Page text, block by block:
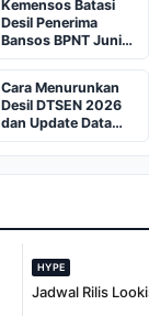
Kemensos Batasi
Desil Penerima
Bansos BPNT Juni
2026
Cara Menurunkan
Desil DTSEN 2026
dan Update Data
Bansos
HYPE
Jadwal Rilis